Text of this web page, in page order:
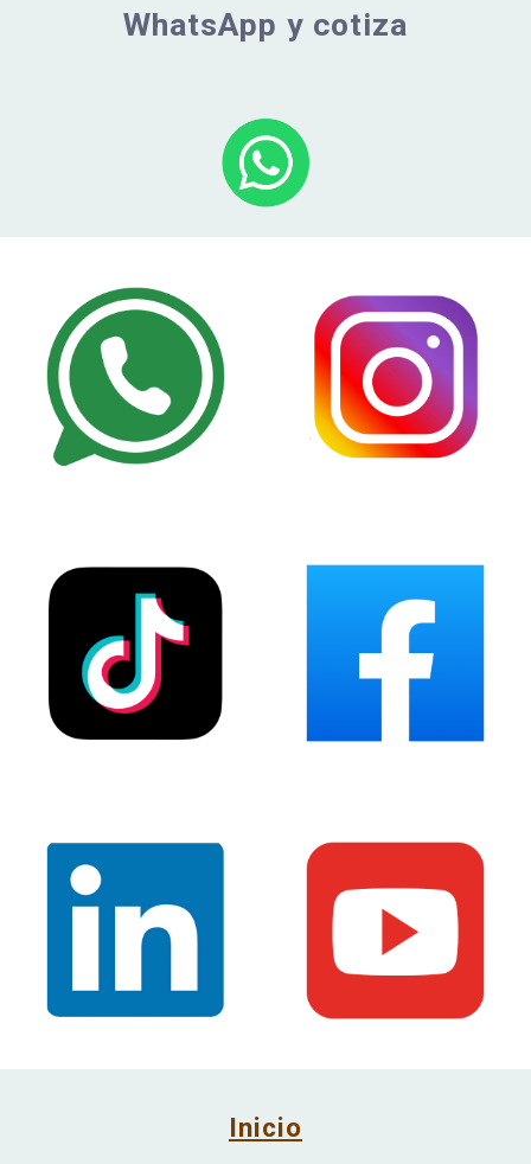
WhatsApp y cotiza
Inicio